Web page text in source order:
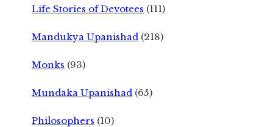
Life Stories of Devotees (111)
Mandukya Upanishad (218)
Monks (93)
Mundaka Upanishad (65)
Philosophers (10)